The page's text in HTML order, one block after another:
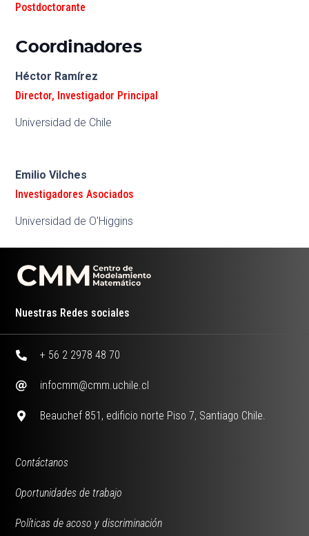
Postdoctorante
Coordinadores
Héctor Ramírez
Director, Investigador Principal
Universidad de Chile
Emilio Vilches
Investigadores Asociados
Universidad de O'Higgins
Nuestras Redes sociales
+ 56 2 2978 48 70
infocmm@cmm.uchile.cl
Beauchef 851, edificio norte Piso 7, Santiago Chile.
Contáctanos
Oportunidades de trabajo
Políticas de acoso y discriminación